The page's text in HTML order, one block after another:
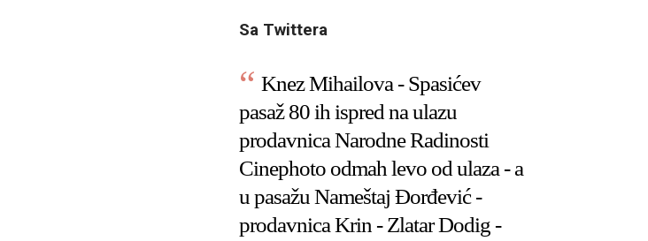
Sa Twittera
Knez Mihailova - Spasićev
pasaž 80 ih ispred na ulazu
prodavnica Narodne Radinosti
Cinephoto odmah levo od ulaza - a
u pasažu Nameštaj Đorđević -
prodavnica Krin - Zlatar Dodig -